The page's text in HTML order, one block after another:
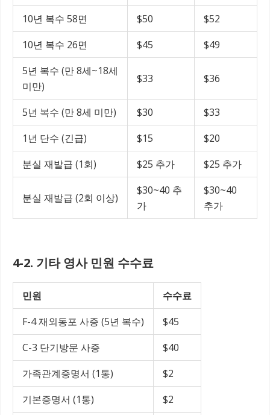
10년 복수 58면
$50
$52
10년 복수 26면
$45
$49
5년 복수 (만 8세~18세
미만)
$33 $36
5년 복수 (만 8세 미만) $30
$33
1년 단수 (긴급)
$15
$20
분실 재발급 (1회)
$25 추가 $25 추가
분실 재발급 (2회 이상)
$30~40 추
가
$30~40
추가
4-2. 기타 영사 민원 수수료
민원
수수료
F-4 재외동포 사증 (5년 복수)
$45
C-3 단기방문 사증
$40
가족관계증명서 (1통)
$2
기본증명서 (1통)
$2